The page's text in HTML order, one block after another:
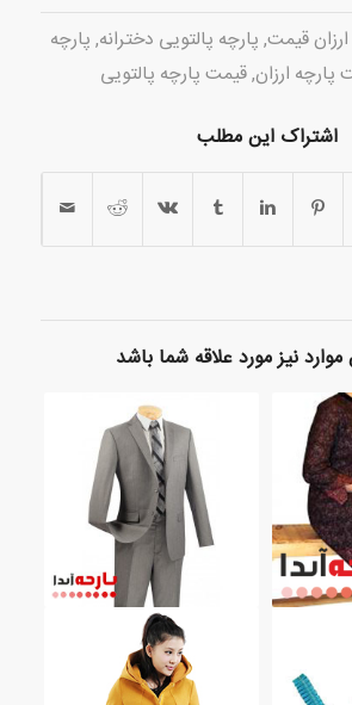
قیمت, پارچه پالتویی دخترانه, پارچه
پارچه ارزان,قیمت پارچه پالتویی
اشتراک این مطلب
نیز مورد علاقه شما باشد